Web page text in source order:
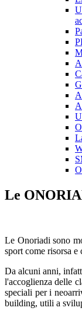
Le
Le Onoriadi sono
sport come risorsa e
Da alcuni anni,
l'accoglienza delle
speciali per i
building, utili a